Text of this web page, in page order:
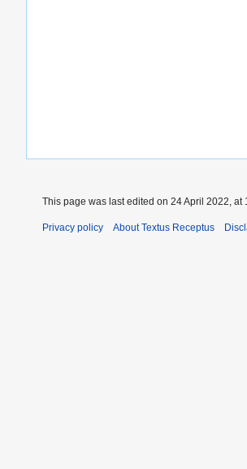
This page was last edited on 24 April 2022, at
Privacy policy About Textus Receptus